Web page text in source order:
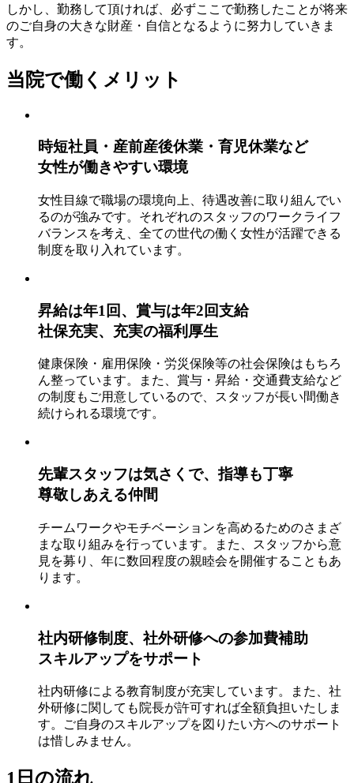
しかし、勤務して頂ければ、必ずここで勤務したことが将来
のご自身の大きな財産・自信となるように努力していきま
す。
当院で働くメリット
時短社員・産前産後休業・育児休業など
女性が働きやすい環境
女性目線で職場の環境向上、待遇改善に取り組んでい
るのが強みです。それぞれのスタッフのワークライフ
バランスを考え、全ての世代の働く女性が活躍できる
制度を取り入れています。
昇給は年1回、賞与は年2回支給
社保充実、充実の福利厚生
健康保険・雇用保険・労災保険等の社会保険はもちろ
ん整っています。また、賞与・昇給・交通費支給など
の制度もご用意しているので、スタッフが長い間働き
続けられる環境です。
先輩スタッフは気さくで、指導も丁寧
尊敬しあえる仲間
チームワークやモチベーションを高めるためのさまざ
まな取り組みを行っています。また、スタッフから意
見を募り、年に数回程度の親睦会を開催することもあ
ります。
社内研修制度、社外研修への参加費補助
スキルアップをサポート
社内研修による教育制度が充実しています。また、社
外研修に関しても院長が許可すれば全額負担いたしま
す。ご自身のスキルアップを図りたい方へのサポート
は惜しみません。
1日の流れ